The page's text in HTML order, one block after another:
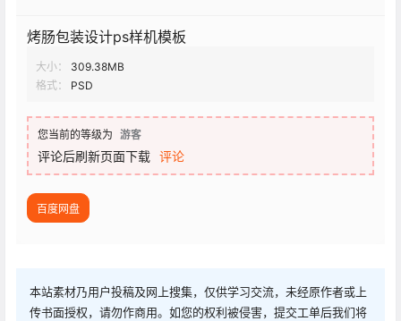
烤肠包装设计ps样机模板
大小：
309.38MB
格式：
PSD
您当前的等级为 游客
评论后刷新页面下载 评论
百度网盘
本站素材乃用户投稿及网上搜集，仅供学习交流，未经原作者或上
传书面授权，请勿作商用。如您的权利被侵害，提交工单后我们将